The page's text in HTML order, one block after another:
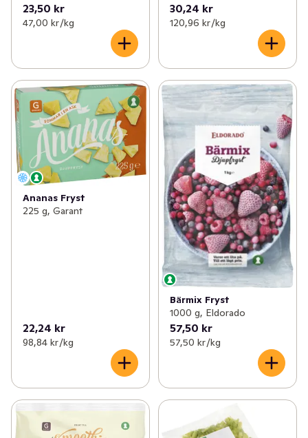
23,50 kr
47,00 kr /kg
30,24 kr
120,96 kr /kg
Ananas Fryst
225 g, Garant
22,24 kr
98,84 kr /kg
Bärmix Fryst
1000 g, Eldorado
57,50 kr
57,50 kr /kg